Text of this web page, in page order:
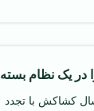
در يک نظام بسته
کشاکش با تجدد